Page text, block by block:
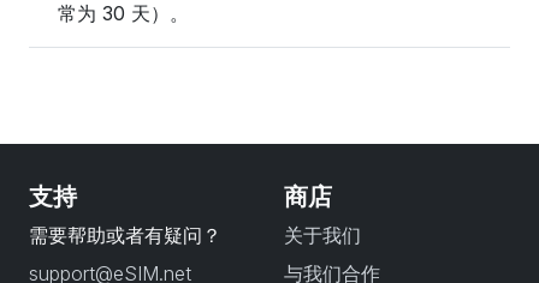
常为 30 天）。
支持
需要帮助或者有疑问？
support@eSIM.net
商店
关于我们
与我们合作